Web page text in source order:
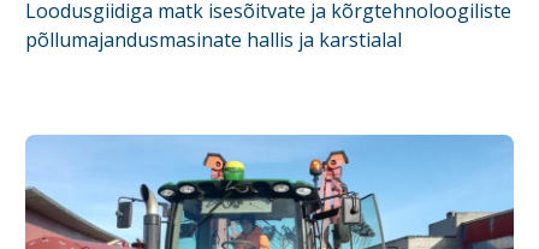
Loodusgiidiga matk isesõitvate ja kõrgtehnoloogiliste
põllumajandusmasinate hallis ja karstialal